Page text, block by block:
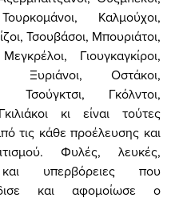
Καλμούχοι,
Τσουβάσοι, Μπουριάτοι,
Γιουγκαγκίροι,
Ξυριάνοι, Οστάκοι,
Τσούγκτσι, Γκόλντοι,
κι είναι τούτες
τις κάθε προέλευσης και
Φυλές, λευκές,
και υπερβόρειες που
και αφομοίωσε ο